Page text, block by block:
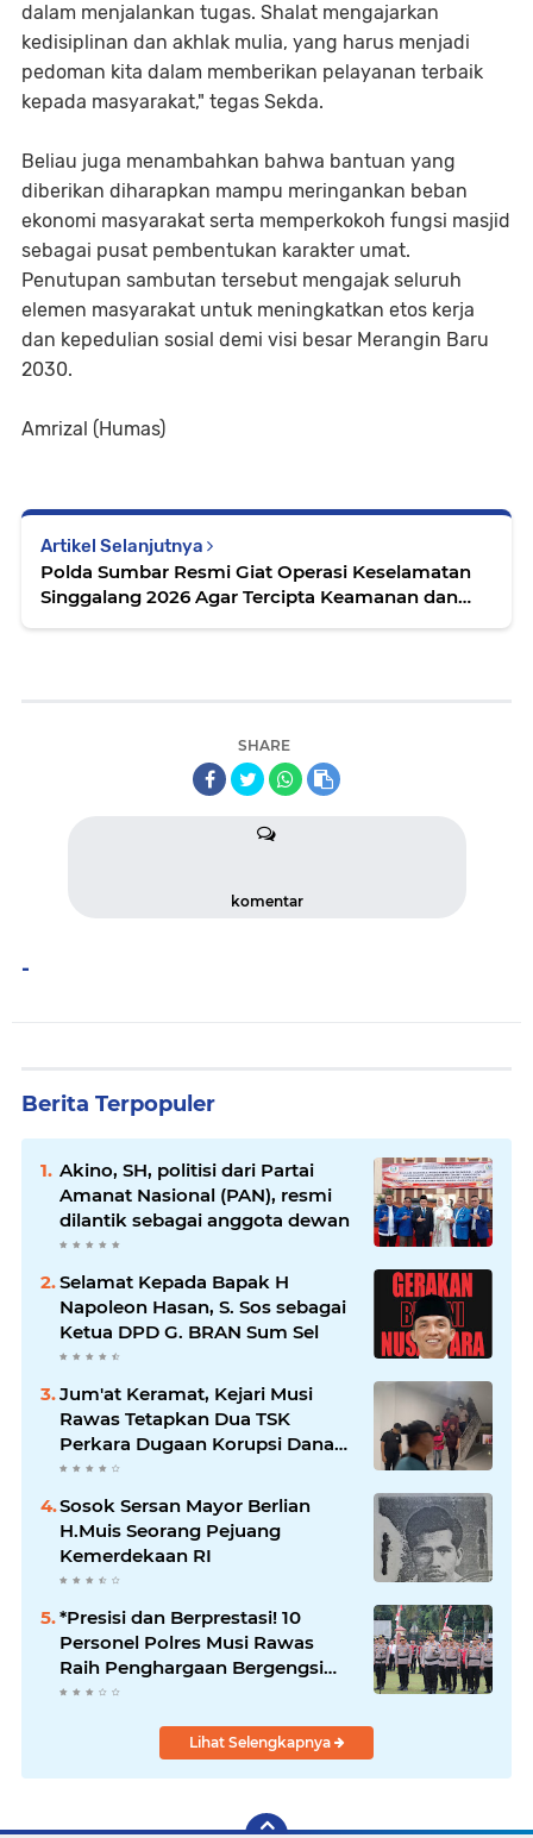
dalam menjalankan tugas. Shalat mengajarkan
kedisiplinan dan akhlak mulia, yang harus menjadi
pedoman kita dalam memberikan pelayanan terbaik
kepada masyarakat," tegas Sekda.
Beliau juga menambahkan bahwa bantuan yang
diberikan diharapkan mampu meringankan beban
ekonomi masyarakat serta memperkokoh fungsi masjid
sebagai pusat pembentukan karakter umat.
Penutupan sambutan tersebut mengajak seluruh
elemen masyarakat untuk meningkatkan etos kerja
dan kepedulian sosial demi visi besar Merangin Baru
2030.
Amrizal (Humas)
Artikel Selanjutnya
Polda Sumbar Resmi Giat Operasi Keselamatan
Singgalang 2026 Agar Tercipta Keamanan dan
SHARE
komentar
-
Berita Terpopuler
Akino, SH, politisi dari Partai
Amanat Nasional (PAN), resmi
dilantik sebagai anggota dewan
Selamat Kepada Bapak H
Napoleon Hasan, S. Sos sebagai
Ketua DPD G. BRAN Sum Sel
Jum'at Keramat, Kejari Musi
Rawas Tetapkan Dua TSK
Perkara Dugaan Korupsi Dana
Peremajaan PSR
Sosok Sersan Mayor Berlian
H.Muis Seorang Pejuang
Kemerdekaan RI
*Presisi dan Berprestasi! 10
Personel Polres Musi Rawas
Raih Penghargaan Bergengsi
dari Kapolda Sumsel*
Lihat Selengkapnya